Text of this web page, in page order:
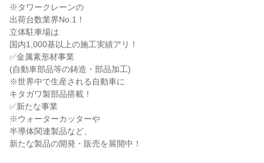
※タワークレーンの
出荷台数業界No.1！
立体駐車場は
国内1,000基以上の施工実績アリ！
✅金属素形材事業
(自動車部品等の鋳造・部品加工)
※世界中で生産される自動車に
キタガワ製部品搭載！
✅新たな事業
※ウォーターカッターや
半導体関連製品など、
新たな製品の開発・販売を展開中！